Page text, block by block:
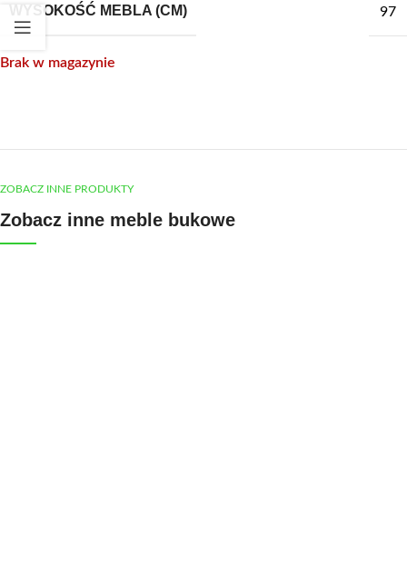
WYSOKOŚĆ MEBLA (CM) 97
Brak w magazynie
ZOBACZ INNE PRODUKTY
Zobacz inne meble bukowe